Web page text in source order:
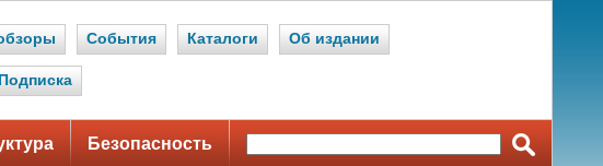
События Каталоги Об издании
Подписка
Безопасность